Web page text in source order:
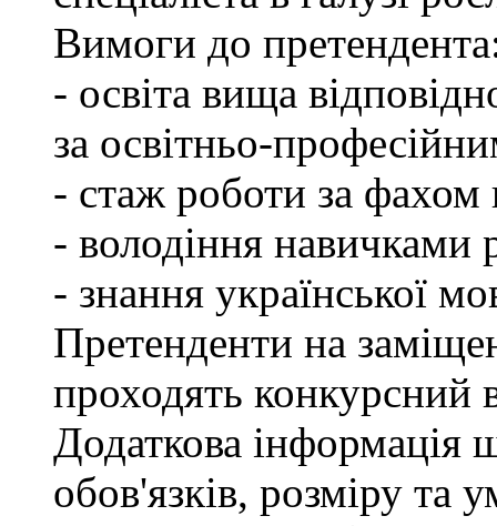
Вимоги до
- освіта вища
за освітньо-
- стаж роботи за
- володіння навичками
- знання української
Претенденти на
проходять конкурсний
Додаткова інформація
обов'язків, розміру та